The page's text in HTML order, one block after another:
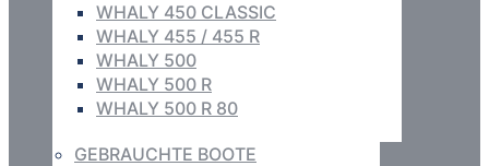
WHALY 450 CLASSIC
WHALY 455 / 455 R
WHALY 500
WHALY 500 R
WHALY 500 R 80
GEBRAUCHTE BOOTE